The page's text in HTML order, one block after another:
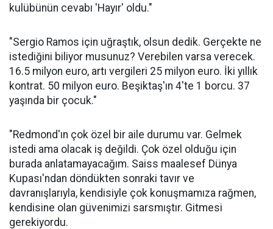
kulübünün cevabı 'Hayır' oldu."
"Sergio Ramos için uğraştık, olsun dedik. Gerçekte ne
istediğini biliyor musunuz? Verebilen varsa verecek.
16.5 milyon euro, artı vergileri 25 milyon euro. İki yıllık
kontrat. 50 milyon euro. Beşiktaş'ın 4'te 1 borcu. 37
yaşında bir çocuk."
"Redmond'ın çok özel bir aile durumu var. Gelmek
istedi ama olacak iş değildi. Çok özel olduğu için
burada anlatamayacağım. Saiss maalesef Dünya
Kupası'ndan döndükten sonraki tavır ve
davranışlarıyla, kendisiyle çok konuşmamıza rağmen,
kendisine olan güvenimizi sarsmıştır. Gitmesi
gerekiyordu.